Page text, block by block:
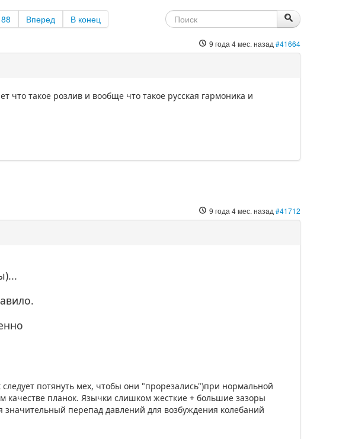
88 Вперед В конец
9 года 4 мес. назад #41664
такое розлив и вообще что такое русская гармоника и
9 года 4 мес. назад #41712
потянуть мех, чтобы они "прорезались")при нормальной
качестве планок. Язычки слишком жесткие + большие зазоры
перепад давлений для возбуждения колебаний